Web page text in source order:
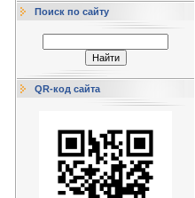
Поиск по сайту
QR-код сайта